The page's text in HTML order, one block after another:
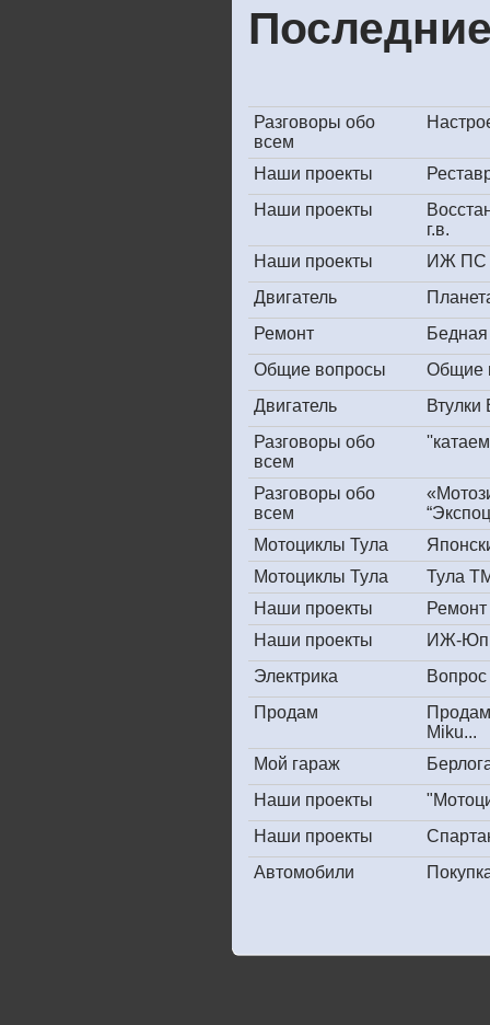
Разговоры обо
всем
Наши проекты
Наши проекты
г.в.
Наши проекты
ИЖ ПС
Двигатель
Ремонт
Общие вопросы
Общие
Двигатель
Разговоры обо
всем
Разговоры обо
всем
Мотоциклы Тула
Мотоциклы Тула
Тула
Наши проекты
Наши проекты
ИЖ-
Электрика
Вопрос
Продам
Miku...
Мой гараж
Наши проекты
Наши проекты
Автомобили